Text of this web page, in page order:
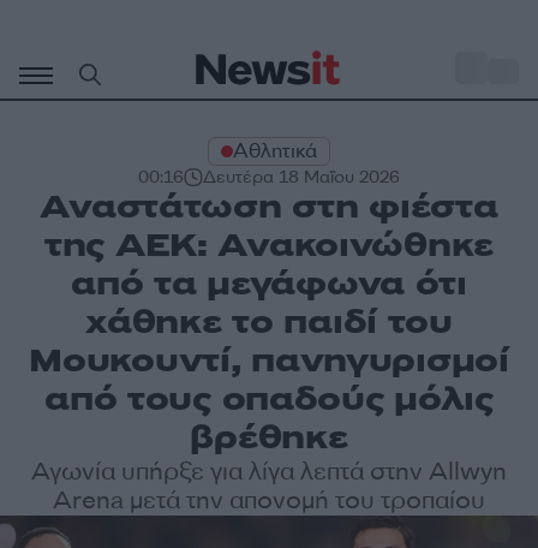
περιεχόμενο
Αθλητικά
00:16 Δευτέρα 18 Μαΐου 2026
Αναστάτωση στη φιέστα
της ΑΕΚ: Ανακοινώθηκε
από τα μεγάφωνα ότι
χάθηκε το παιδί του
Μουκουντί, πανηγυρισμοί
από τους οπαδούς μόλις
βρέθηκε
Αγωνία υπήρξε για λίγα λεπτά στην Allwyn
Arena μετά την απονομή του τροπαίου